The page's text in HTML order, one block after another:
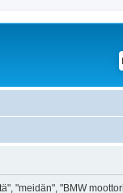
"meidän", "BMW